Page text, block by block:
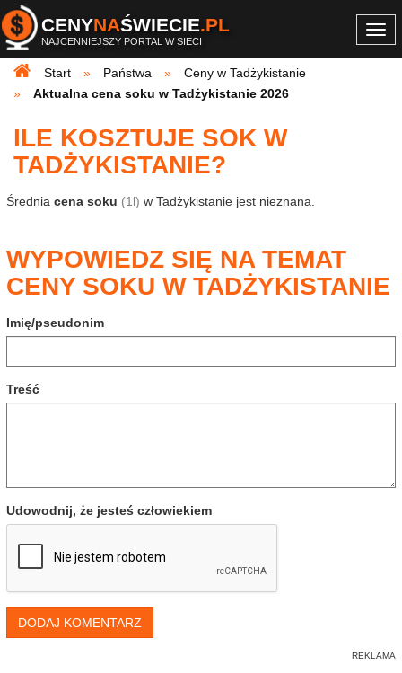
CENYNAŚWIECIE.PL
NAJCENNIEJSZY PORTAL W SIECI
Start
Państwa
Ceny w Tadżykistanie
Aktualna cena soku w Tadżykistanie 2026
ILE KOSZTUJE SOK W
TADŻYKISTANIE?
Średnia cena soku (1l) w Tadżykistanie jest nieznana.
WYPOWIEDZ SIĘ NA TEMAT
CENY SOKU W TADŻYKISTANIE
Imię/pseudonim
Treść
Udowodnij, że jesteś człowiekiem
DODAJ KOMENTARZ